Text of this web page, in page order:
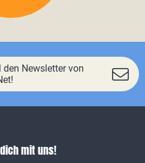
Newsletter von
mit uns!